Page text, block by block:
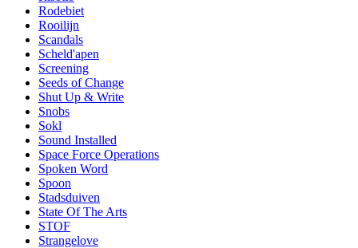
Rodebiet
Rooilijn
Scandals
Scheld'apen
Screening
Seeds of Change
Shut Up & Write
Snobs
Sokl
Sound Installed
Space Force Operations
Spoken Word
Spoon
Stadsduiven
State Of The Arts
STOF
Strangelove